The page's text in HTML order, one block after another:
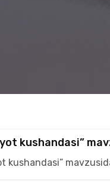
kushandasi”